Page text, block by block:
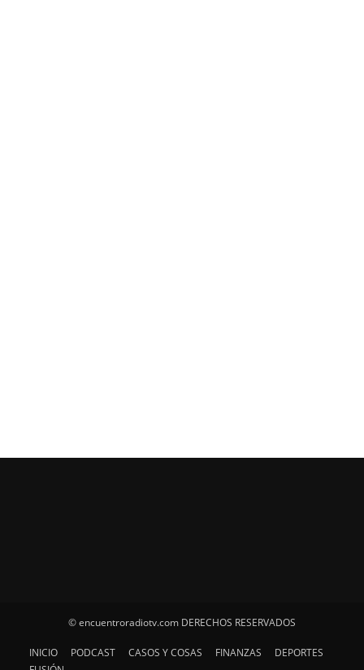
© encuentroradiotv.com DERECHOS RESERVADOS
INICIO PODCAST CASOS Y COSAS FINANZAS
DEPORTES